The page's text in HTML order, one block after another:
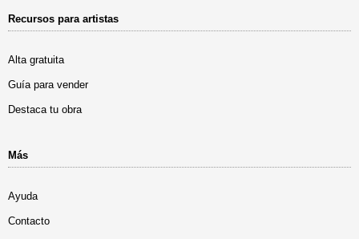
Recursos para artistas
Alta gratuita
Guía para vender
Destaca tu obra
Más
Ayuda
Contacto